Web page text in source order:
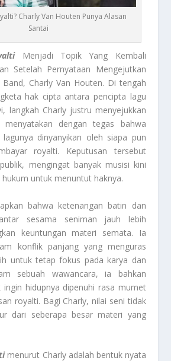
Charly Van Houten Punya Alasan
Santai
Menjadi Topik Yang Kembali
Setelah Pernyataan Mengejutkan
Band, Charly Van Houten. Di tengah
hak cipta antara pencipta lagu
langkah Charly justru menyejukkan
dengan tegas bahwa
dinyanyikan oleh siapa pun
royalti. Keputusan tersebut
mengingat banyak musisi kini
untuk menuntut haknya.
bahwa ketenangan batin dan
sesama seniman jauh lebih
keuntungan materi semata. Ia
konflik panjang yang menguras
untuk tetap fokus pada karya dan
sebuah wawancara, ia bahkan
ingin hidupnya dipenuhi rasa mumet
royalti. Bagi Charly, nilai seni tidak
dari seberapa besar materi yang
menurut Charly adalah bentuk nyata